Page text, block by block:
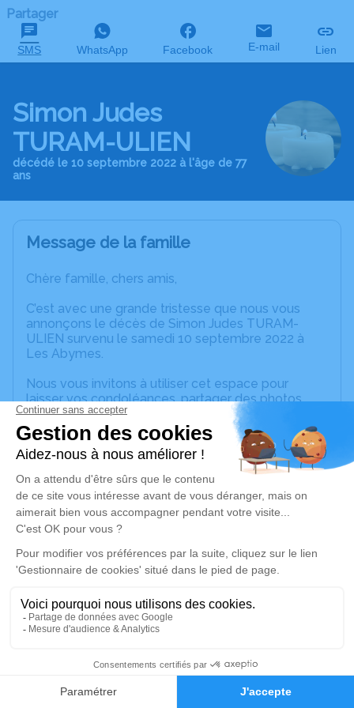
Faire-part Hommages
Partager
SMS WhatsApp Facebook E-mail Lien
Simon Judes
TURAM-ULIEN
décédé le 10 septembre 2022 à l'âge de 77
ans
Message de la famille
Chère famille, chers amis,
C’est avec une grande tristesse que nous vous
annonçons le décès de Simon Judes TURAM-
ULIEN survenu le samedi 10 septembre 2022 à
Les Abymes.
Nous vous invitons à utiliser cet espace pour
laisser vos condoléances, partager des photos
souvenirs, une anecdote ou exprimer vos pensées
à travers des poèmes ou des textes. Cet endroit
est un lieu d'expression dédié à honorer la
mémoire de Simon Judes TURAM-ULIEN.
Un service de plantation d’arbre hommage est
disponible ici.
Cérémonie religieuse
jeudi 15 septembre 2022 à 15h00
Église Catholique de Sainte-Anne
97180 Sainte-Anne